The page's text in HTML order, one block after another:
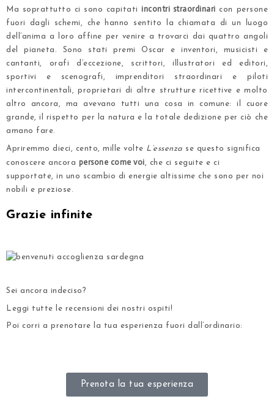
Ma soprattutto ci sono capitati incontri straordinari con persone
fuori dagli schemi, che hanno sentito la chiamata di un luogo
dell’anima a loro affine per venire a trovarci dai quattro angoli
del pianeta. Sono stati premi Oscar e inventori, musicisti e
cantanti, orafi d’eccezione, scrittori, illustratori ed editori ,
sportivi e scenografi, imprenditori straordinari e piloti
intercontinentali, proprietari di altre strutture ricettive e molto
altro ancora, ma avevano tutti una cosa in comune: il cuore
grande, il rispetto per la natura e la totale dedizione per ciò che
amano fare.
Apriremmo dieci, cento, mille volte L’essenza se questo significa
conoscere ancora persone come voi , che ci seguite e ci
supportate, in uno scambio di energie altissime che sono per noi
nobili e preziose.
Grazie infinite
Sei ancora indeciso?
Leggi tutte le recensioni dei nostri ospiti!
Poi corri a prenotare la tua esperienza fuori dall’ordinario:
Prenota la tua esperienza